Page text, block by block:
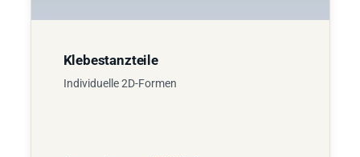
Klebestanzteile
Individuelle 2D-Formen